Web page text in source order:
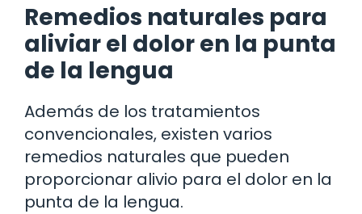
Remedios naturales para
aliviar el dolor en la punta
de la lengua
Además de los tratamientos
convencionales, existen varios
remedios naturales que pueden
proporcionar alivio para el dolor en la
punta de la lengua.